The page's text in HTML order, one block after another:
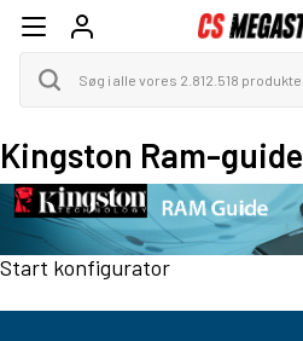
Kingston Ram-guide
Start konfigurator